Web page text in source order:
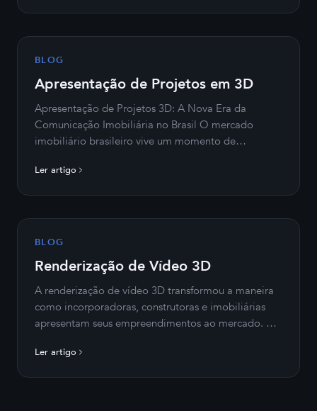
BLOG
Apresentação de Projetos em 3D
Apresentação de Projetos 3D: A Nova Era da
Comunicação Imobiliária no Brasil O mercado
imobiliário brasileiro vive um momento de
Paulo, construtoras no Rio de Janeiro, loteadoras
Ler artigo
BLOG
Renderização de Vídeo 3D
A renderização de vídeo 3D transformou a maneira
como incorporadoras, construtoras e imobiliárias
apresentam seus empreendimentos ao mercado. Em
desde o lançamento — muitas vezes antes…
Ler artigo